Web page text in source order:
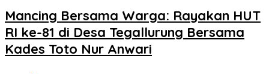
Mancing Bersama Warga: Rayakan HUT
RI ke-81 di Desa Tegallurung Bersama
Kades Toto Nur Anwari